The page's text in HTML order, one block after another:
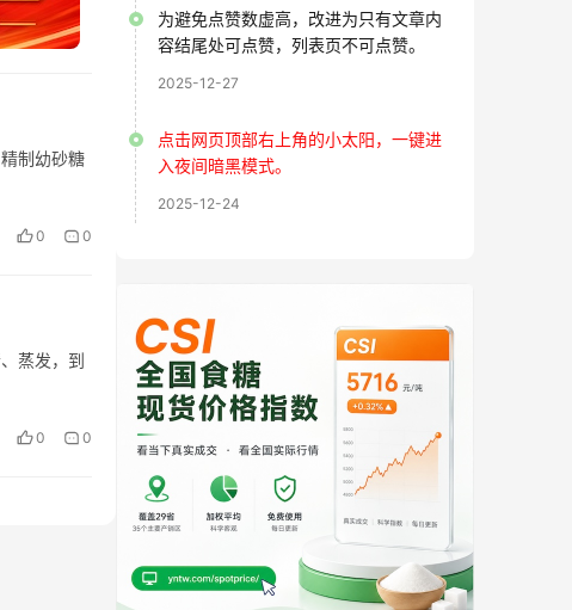
制幼砂糖
0 0
蒸发，到
0 0
为避免点赞数虚高，改进为只有文章内
容结尾处可点赞，列表页不可点赞。
2025-12-27
点击网页顶部右上角的小太阳，一键进
入夜间暗黑模式。
2025-12-24